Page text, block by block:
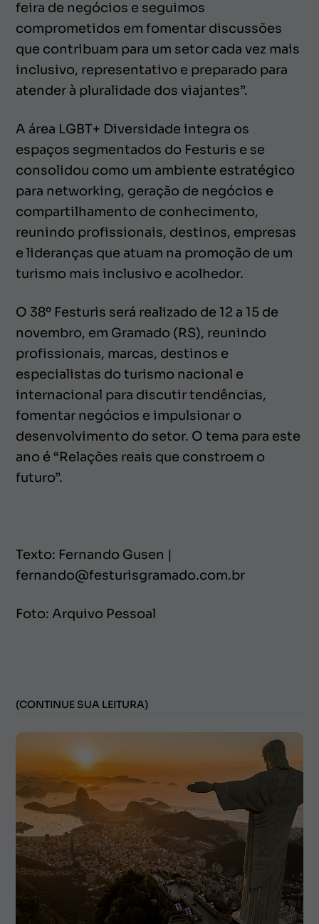
feira de negócios e seguimos
comprometidos em fomentar discussões
que contribuam para um setor cada vez mais
inclusivo, representativo e preparado para
atender à pluralidade dos viajantes”.
A área LGBT+ Diversidade integra os
espaços segmentados do Festuris e se
consolidou como um ambiente estratégico
para networking, geração de negócios e
compartilhamento de conhecimento,
reunindo profissionais, destinos, empresas
e lideranças que atuam na promoção de um
turismo mais inclusivo e acolhedor.
O 38º Festuris será realizado de 12 a 15 de
novembro, em Gramado (RS), reunindo
profissionais, marcas, destinos e
especialistas do turismo nacional e
internacional para discutir tendências,
fomentar negócios e impulsionar o
desenvolvimento do setor. O tema para este
ano é “Relações reais que constroem o
futuro”.
Texto: Fernando Gusen |
fernando@festurisgramado.com.br
Foto: Arquivo Pessoal
(CONTINUE SUA LEITURA)